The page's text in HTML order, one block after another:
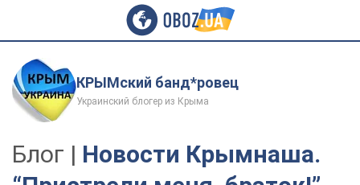
КРЫМский банд*ровец
Украинский блогер из Крыма
Блог | Новости Крымнаша.